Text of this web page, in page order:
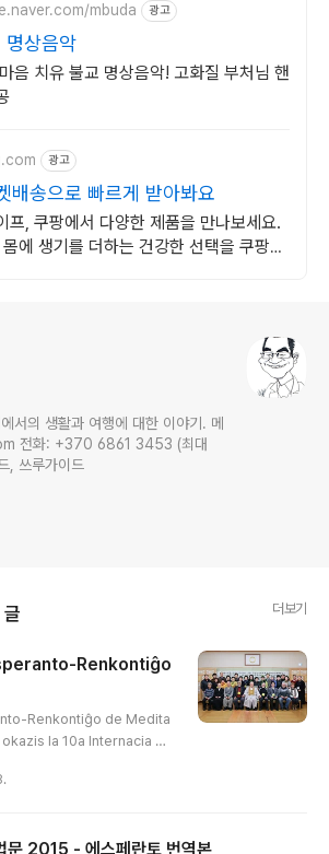
mbuda 광고
명상음악
음 치유 불교 명상음악! 고화질 부처님 핸
광고
배송으로 빠르게 받아봐요
프, 쿠팡에서 다양한 제품을 만나보세요.
에 생기를 더하는 건강한 선택을 쿠팡에
서의 생활과 여행에 대한 이야기. 메
전화: +370 6861 3453 (최대
, 쓰루가이드
글 더보기
Renkontiĝo
Renkontiĝo de Medita
la 10a Internacia Es
2015. Ĝin organizis la E
36 esperantistoj el
문 2015 - 에스페란토 번역본